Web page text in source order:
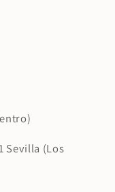
Sevilla (Los